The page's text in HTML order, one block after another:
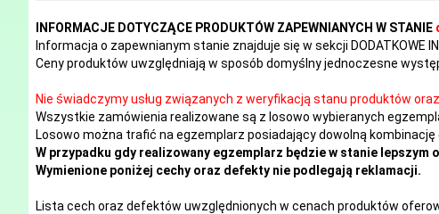
INFORMACJE DOTYCZĄCE PRODUKTÓW ZAPEWNIANYCH W STANIE
Informacja o zapewnianym stanie znajduje się w sekcji DODATKOWE
Ceny produktów uwzględniają w sposób domyślny jednoczesne
Nie świadczymy usług związanych z weryfikacją stanu produktów
Wszystkie zamówienia realizowane są z losowo wybieranych
Losowo można trafić na egzemplarz posiadający dowolną
W przypadku gdy realizowany egzemplarz będzie w stanie lepszym
Wymienione poniżej cechy oraz defekty nie podlegają reklamacji.
Lista cech oraz defektów uwzględnionych w cenach produktów